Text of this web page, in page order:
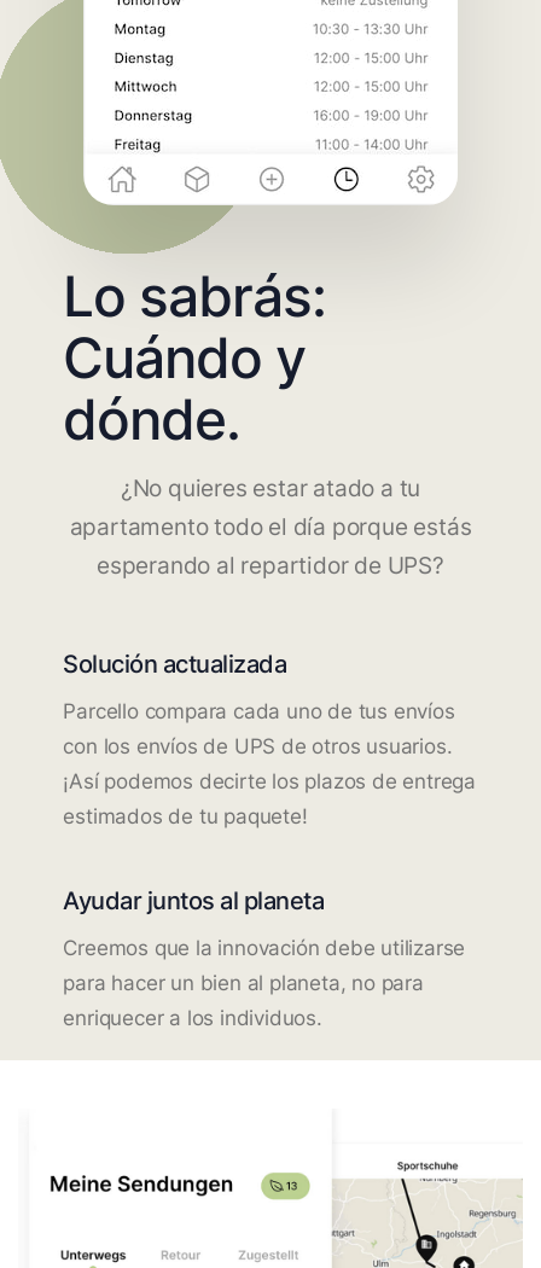
Lo sabrás:
Cuándo y
dónde.
¿No quieres estar atado a tu
apartamento todo el día porque estás
esperando al repartidor de UPS?
Solución actualizada
Parcello compara cada uno de tus envíos
con los envíos de UPS de otros usuarios.
¡Así podemos decirte los plazos de entrega
estimados de tu paquete!
Ayudar juntos al planeta
Creemos que la innovación debe utilizarse
para hacer un bien al planeta, no para
enriquecer a los individuos.